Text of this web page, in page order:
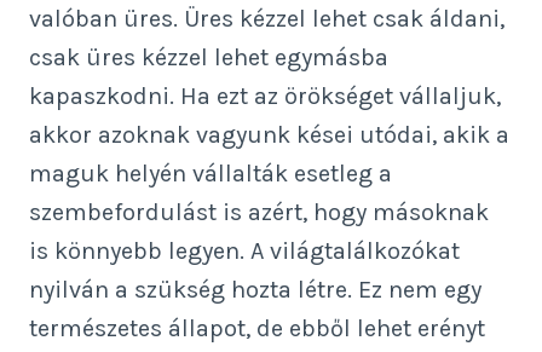
valóban üres. Üres kézzel lehet csak áldani,
csak üres kézzel lehet egymásba
kapaszkodni. Ha ezt az örökséget vállaljuk,
akkor azoknak vagyunk kései utódai, akik a
maguk helyén vállalták esetleg a
szembefordulást is azért, hogy másoknak
is könnyebb legyen. A világtalálkozókat
nyilván a szükség hozta létre. Ez nem egy
természetes állapot, de ebből lehet erényt